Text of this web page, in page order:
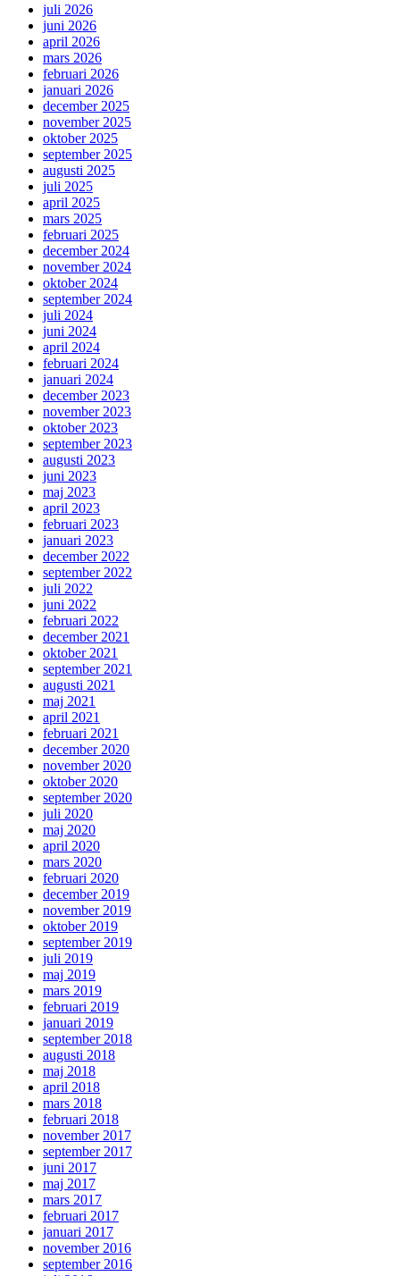
juli 2026
juni 2026
april 2026
mars 2026
februari 2026
januari 2026
december 2025
november 2025
oktober 2025
september 2025
augusti 2025
juli 2025
april 2025
mars 2025
februari 2025
december 2024
november 2024
oktober 2024
september 2024
juli 2024
juni 2024
april 2024
februari 2024
januari 2024
december 2023
november 2023
oktober 2023
september 2023
augusti 2023
juni 2023
maj 2023
april 2023
februari 2023
januari 2023
december 2022
september 2022
juli 2022
juni 2022
februari 2022
december 2021
oktober 2021
september 2021
augusti 2021
maj 2021
april 2021
februari 2021
december 2020
november 2020
oktober 2020
september 2020
juli 2020
maj 2020
april 2020
mars 2020
februari 2020
december 2019
november 2019
oktober 2019
september 2019
juli 2019
maj 2019
mars 2019
februari 2019
januari 2019
september 2018
augusti 2018
maj 2018
april 2018
mars 2018
februari 2018
november 2017
september 2017
juni 2017
maj 2017
mars 2017
februari 2017
januari 2017
november 2016
september 2016